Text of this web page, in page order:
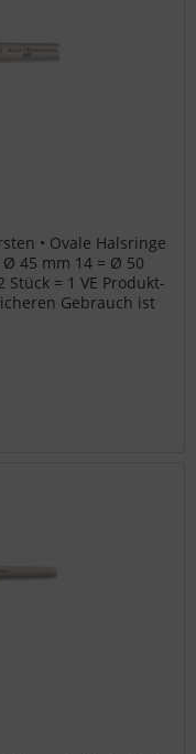
• Ovale Halsringe
Ø 45 mm 14 = Ø 50
= 1 VE Produkt-
Gebrauch ist